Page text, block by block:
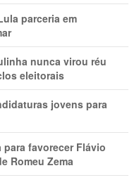
parceria em
nunca virou réu
eleitorais
jovens para
para favorecer Flávio
Romeu Zema